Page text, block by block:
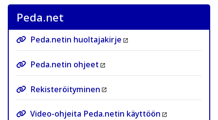
Peda.net
Peda.netin huoltajakirje
Peda.netin ohjeet
Rekisteröityminen
Video-ohjeita Peda.netin käyttöön